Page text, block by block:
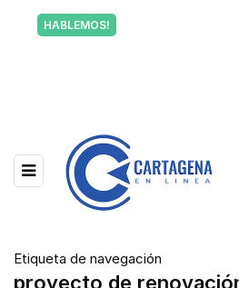
HABLEMOS!
Etiqueta de navegación
proyecto de